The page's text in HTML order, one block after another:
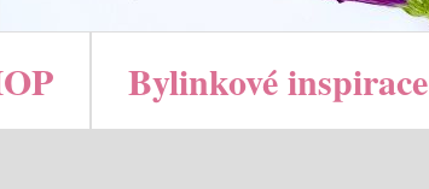
Bylinkové inspirace